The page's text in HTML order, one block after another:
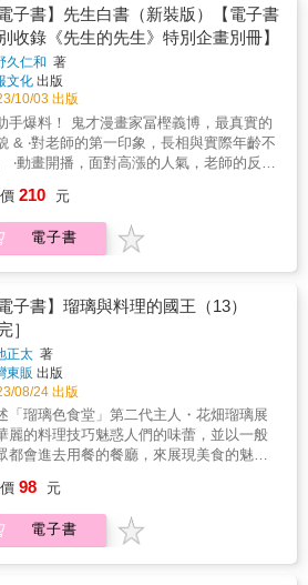
NO.4）、《HUNTER&times;HUNTER》
）同時登上日本十大暢銷漫畫的殊榮。
，成名的代價是作者寶貴的健康。近年，
老師常因構圖線條草稿化而為人詬病，時
休刊讓讀者苦苦等待，作品《獵人》，更
了停刊四年的驚人數字。 & 但在這之前的
老師，曾經線條乾淨整潔，也喜歡細心貼
&hellip;&hellip;究竟是發生了什麼，讓他開
草稿，甚至到最後，成為了「休刊」的代
？ & 本書作者──味野久仁和，曾擔任冨樫
其實是位溫厚沉穩，工作再忙也不會發脾
一年發兩次獎金的好老師。偶有離經叛道
為，沒有破天荒的事件，讓我們從工作室
電子書】先生白書（新裝版）【電子書
收錄《先生的先生》特別企畫別冊】
久仁和 著
文化 出版
10/03 出版
手爆料！ 鬼才漫畫家冨樫義博，最真實的
& ‧對老師的第一印象，長相與實際年齡不
‧動畫開播，面對高漲的人氣，老師的反應
助手的視角，一窺冨樫工作室現場， 《幽
☆白書》、《靈異E接觸》，就是這樣畫出
！ & 【關於本書】 & 冨樫義博在日本漫畫
）、《HUNTER&times;HUNTER》
）同時登上日本十大暢銷漫畫的殊榮。
，成名的代價是作者寶貴的健康。近年，
老師常因構圖線條草稿化而為人詬病，時
休刊讓讀者苦苦等待，作品《獵人》，更
了停刊四年的驚人數字。 & 但在這之前的
老師，曾經線條乾淨整潔，也喜歡細心貼
&hellip;&hellip;究竟是發生了什麼，讓他開
草稿，甚至到最後，成為了「休刊」的代
？ & 本書作者──味野久仁和，曾擔任冨樫
其實是位溫厚沉穩，工作再忙也不會發脾
一年發兩次獎金的好老師。偶有離經叛道
為，沒有破天荒的事件，讓我們從工作室
210 元
電子書
電子書】瑠璃與料理的國王（13）
］
正太 著
東販 出版
08/24 出版
「瑠璃色食堂」第二代主人・花畑瑠璃展
麗的料理技巧魅惑人們的味蕾，並以一般
都會進去用餐的餐廳，來展現美食的魅力
民的餐廳也能吃到美食!! 第13集完結！ 食
漫畫終於步入完結篇!! 兩人是勁敵嗎？
女子大學&bull;杉並校的花畑瑠璃。 如各
98 元
電子書